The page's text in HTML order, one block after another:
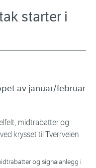
starter i
av januar/februar
og signalanlegg i